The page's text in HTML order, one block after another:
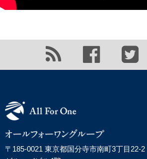
〒185-0021 東京都国分寺市南町3丁目22-2